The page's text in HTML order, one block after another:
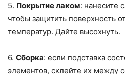
5. Покрытие лаком: нанесите
чтобы защитить поверхность
температур. Дайте высохнуть.
6. Сборка: если подставка
элементов, склейте их между